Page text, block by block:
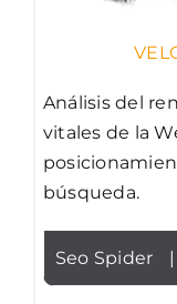
Análisis del
vitales de la
búsqueda.
Seo Spider |